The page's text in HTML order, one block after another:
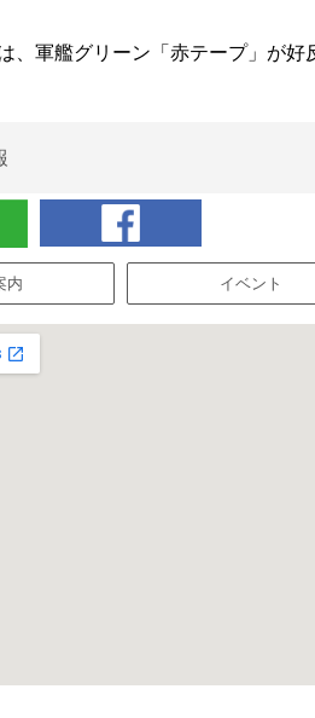
、軍艦グリーン「赤テープ」が好
内 イベント